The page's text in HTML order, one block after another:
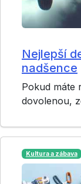
Nejlepší
nadšence
Pokud máte
dovolenou,
Kultura a zábava